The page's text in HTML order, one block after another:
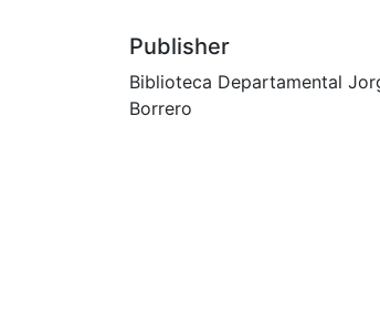
Publisher
Biblioteca Departamental
Borrero